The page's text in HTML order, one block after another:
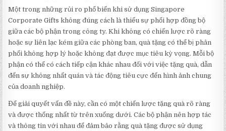
Một trong những rủi ro phổ biến khi sử dụng Singapore
Corporate Gifts không đúng cách là thiếu sự phối hợp đồng bộ
giữa các bộ phận trong công ty. Khi không có chiến lược rõ ràng
hoặc sự liên lạc kém giữa các phòng ban, quà tặng có thể bị phân
phối không hợp lý hoặc không đạt được mục tiêu kỳ vọng. Mỗi bộ
phận có thể có cách tiếp cận khác nhau đối với việc tặng quà, dẫn
đến sự không nhất quán và tác động tiêu cực đến hình ảnh chung
của doanh nghiệp.
Để giải quyết vấn đề này, cần có một chiến lược tặng quà rõ ràng
và được thống nhất từ trên xuống dưới. Các bộ phận nên hợp tác
và thông tin với nhau để đảm bảo rằng quà tặng được sử dụng